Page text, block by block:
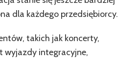
dla każdego przedsiębiorcy.
takich jak koncerty,
wyjazdy integracyjne,